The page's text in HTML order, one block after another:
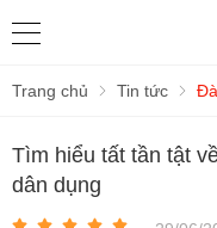
Trang chủ Tin tức
Tìm hiểu tất tần tật
dân dụng